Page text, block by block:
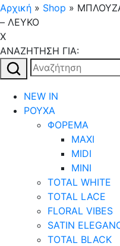
Αρχική » Shop »
– ΛΕΥΚΟ
X
AΝΑΖΗΤΗΣΗ ΓΙΑ:
Αναζήτηση
για:
NEW IN
ΡΟΥΧΑ
ΦΟΡΕΜΑ
MAXI
MIDI
MINI
TOTAL WHITE
TOTAL LACE
FLORAL VIBES
SATIN
TOTAL BLACK